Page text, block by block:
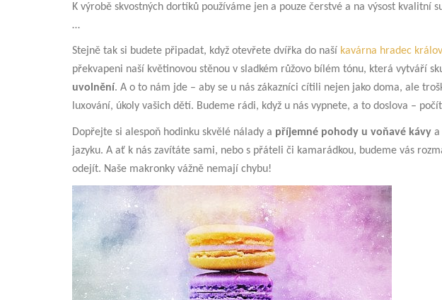
K výrobě skvostných dortíků používáme jen a pouze čerstvé a na výsost kvalitní
…
Stejně tak si budete připadat, když otevřete dvířka do naší kavárna hradec
překvapeni naší květinovou stěnou v sladkém růžovo bílém tónu, která vytváří
uvolnění. A o to nám jde – aby se u nás zákazníci cítili nejen jako doma, ale
luxování, úkoly vašich dětí. Budeme rádi, když u nás vypnete, a to doslova –
Dopřejte si alespoň hodinku skvělé nálady a příjemné pohody u voňavé kávy a
jazyku. A ať k nás zavítáte sami, nebo s přáteli či kamarádkou, budeme vás
odejít. Naše makronky vážně nemají chybu!